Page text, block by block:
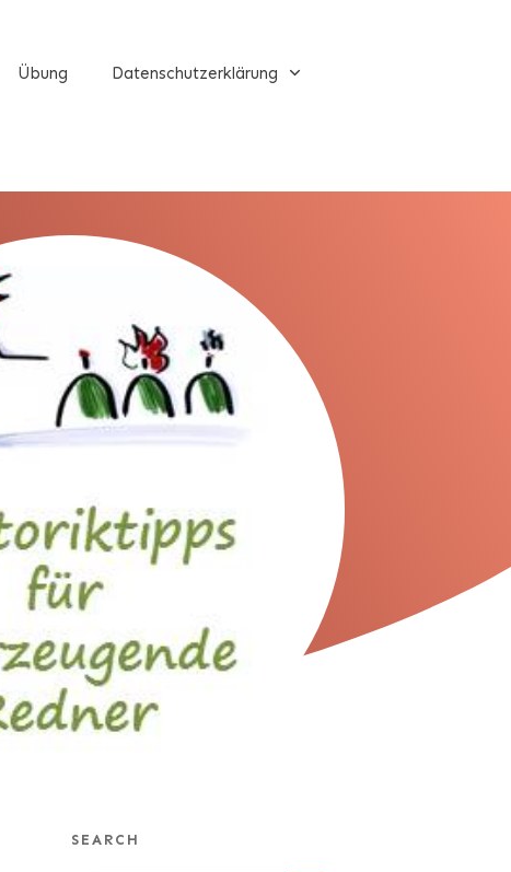
Übung Datenschutzerklärung
SEARCH